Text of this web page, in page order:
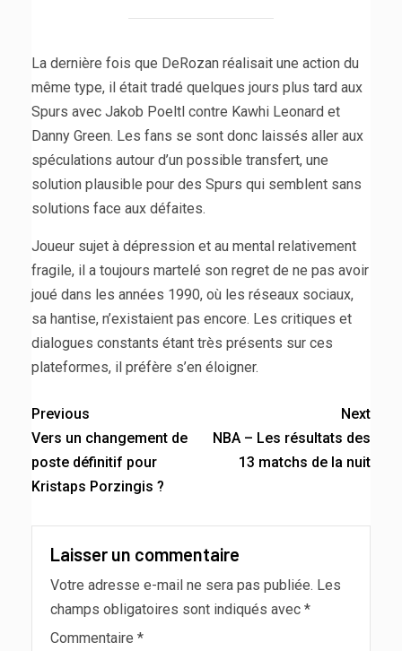
La dernière fois que DeRozan réalisait une action du
même type, il était tradé quelques jours plus tard aux
Spurs avec Jakob Poeltl contre Kawhi Leonard et
Danny Green. Les fans se sont donc laissés aller aux
spéculations autour d’un possible transfert, une
solution plausible pour des Spurs qui semblent sans
solutions face aux défaites.
Joueur sujet à dépression et au mental relativement
fragile, il a toujours martelé son regret de ne pas avoir
joué dans les années 1990, où les réseaux sociaux,
sa hantise, n’existaient pas encore. Les critiques et
dialogues constants étant très présents sur ces
plateformes, il préfère s’en éloigner.
Previous
Vers un changement de
poste définitif pour
Kristaps Porzingis ?
Next
NBA – Les résultats des
13 matchs de la nuit
Laisser un commentaire
Votre adresse e-mail ne sera pas publiée. Les
champs obligatoires sont indiqués avec *
Commentaire *